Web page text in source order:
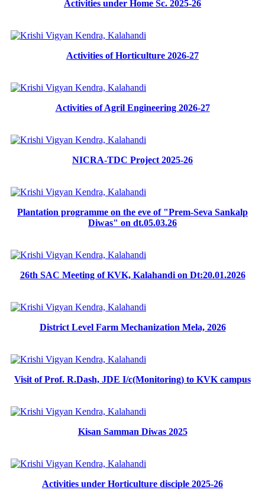
Activities under Home Sc. 2025-26
Activities of Horticulture 2026-27
Activities of Agril Engineering 2026-27
NICRA-TDC Project 2025-26
Plantation programme on the eve of "Prem-Seva Sankalp
Diwas" on dt.05.03.26
26th SAC Meeting of KVK, Kalahandi on Dt:20.01.2026
District Level Farm Mechanization Mela, 2026
Visit of Prof. R.Dash, JDE I/c(Monitoring) to KVK campus
Kisan Samman Diwas 2025
Activities under Horticulture disciple 2025-26